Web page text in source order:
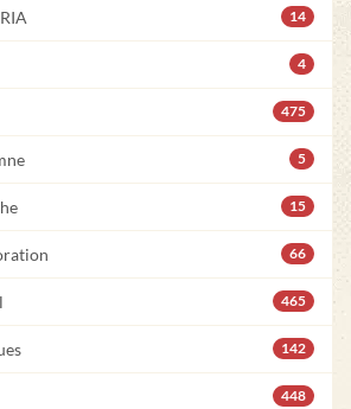
14
4
475
5
15
66
465
142
448